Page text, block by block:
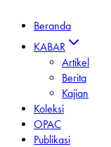
Beranda
KABAR
Artikel
Berita
Kajian
Koleksi
OPAC
Publikasi